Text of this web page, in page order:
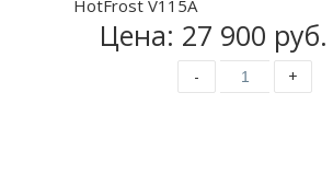
Цена: 27 900 руб.
- +